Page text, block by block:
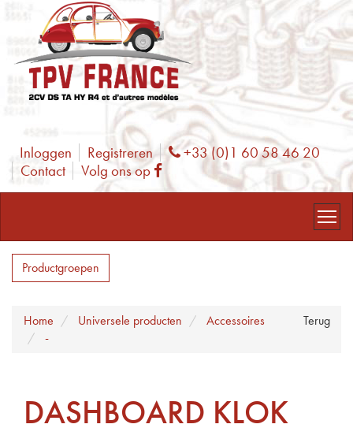
Inloggen Registreren Phone
+33 (0)1 60 58 46 20
Contact
Volg ons op Facebook
Productgroepen
Terug
Home Universele producten
Accessoires
-
DASHBOARD KLOK